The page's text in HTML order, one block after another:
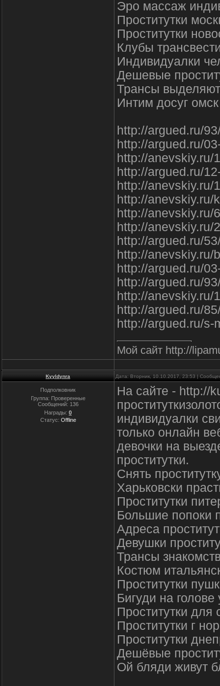
Эро массаж
Проститутки
Проститутки
Клубы
Индивидуалки
Дешевые
Трансы
Интим досуг
http://argued.ru/
http://argued.ru/
http://anevskiy.ru/
http://argued.ru/
http://anevskiy.ru/
http://anevskiy.ru/
http://anevskiy.ru/
http://anevskiy.ru/
http://argued.ru/
http://anevskiy.ru/
http://argued.ru/
http://argued.ru/
http://anevskiy.ru/
http://argued.ru/
http://argued.ru/s-
Мой сайт http://
Kyyldynra Дата: Вторник, 10.10.2017, 23:53 |
Подполковник
Группа: Проверенные
Сообщений: 136
Награды: 0
Статус: Offline
На сайте - http://
индивидуалки
только онлайн
девочки на
проститутки.
Снять
Харьковски
Проститутки
Большие попоки
Адреса
Девушки
Трансы
Костюм
Проститутки
Бигуди на голове
Проститутки
Проститутки г
Проститутки
Дешёвые
Ой бляди живут